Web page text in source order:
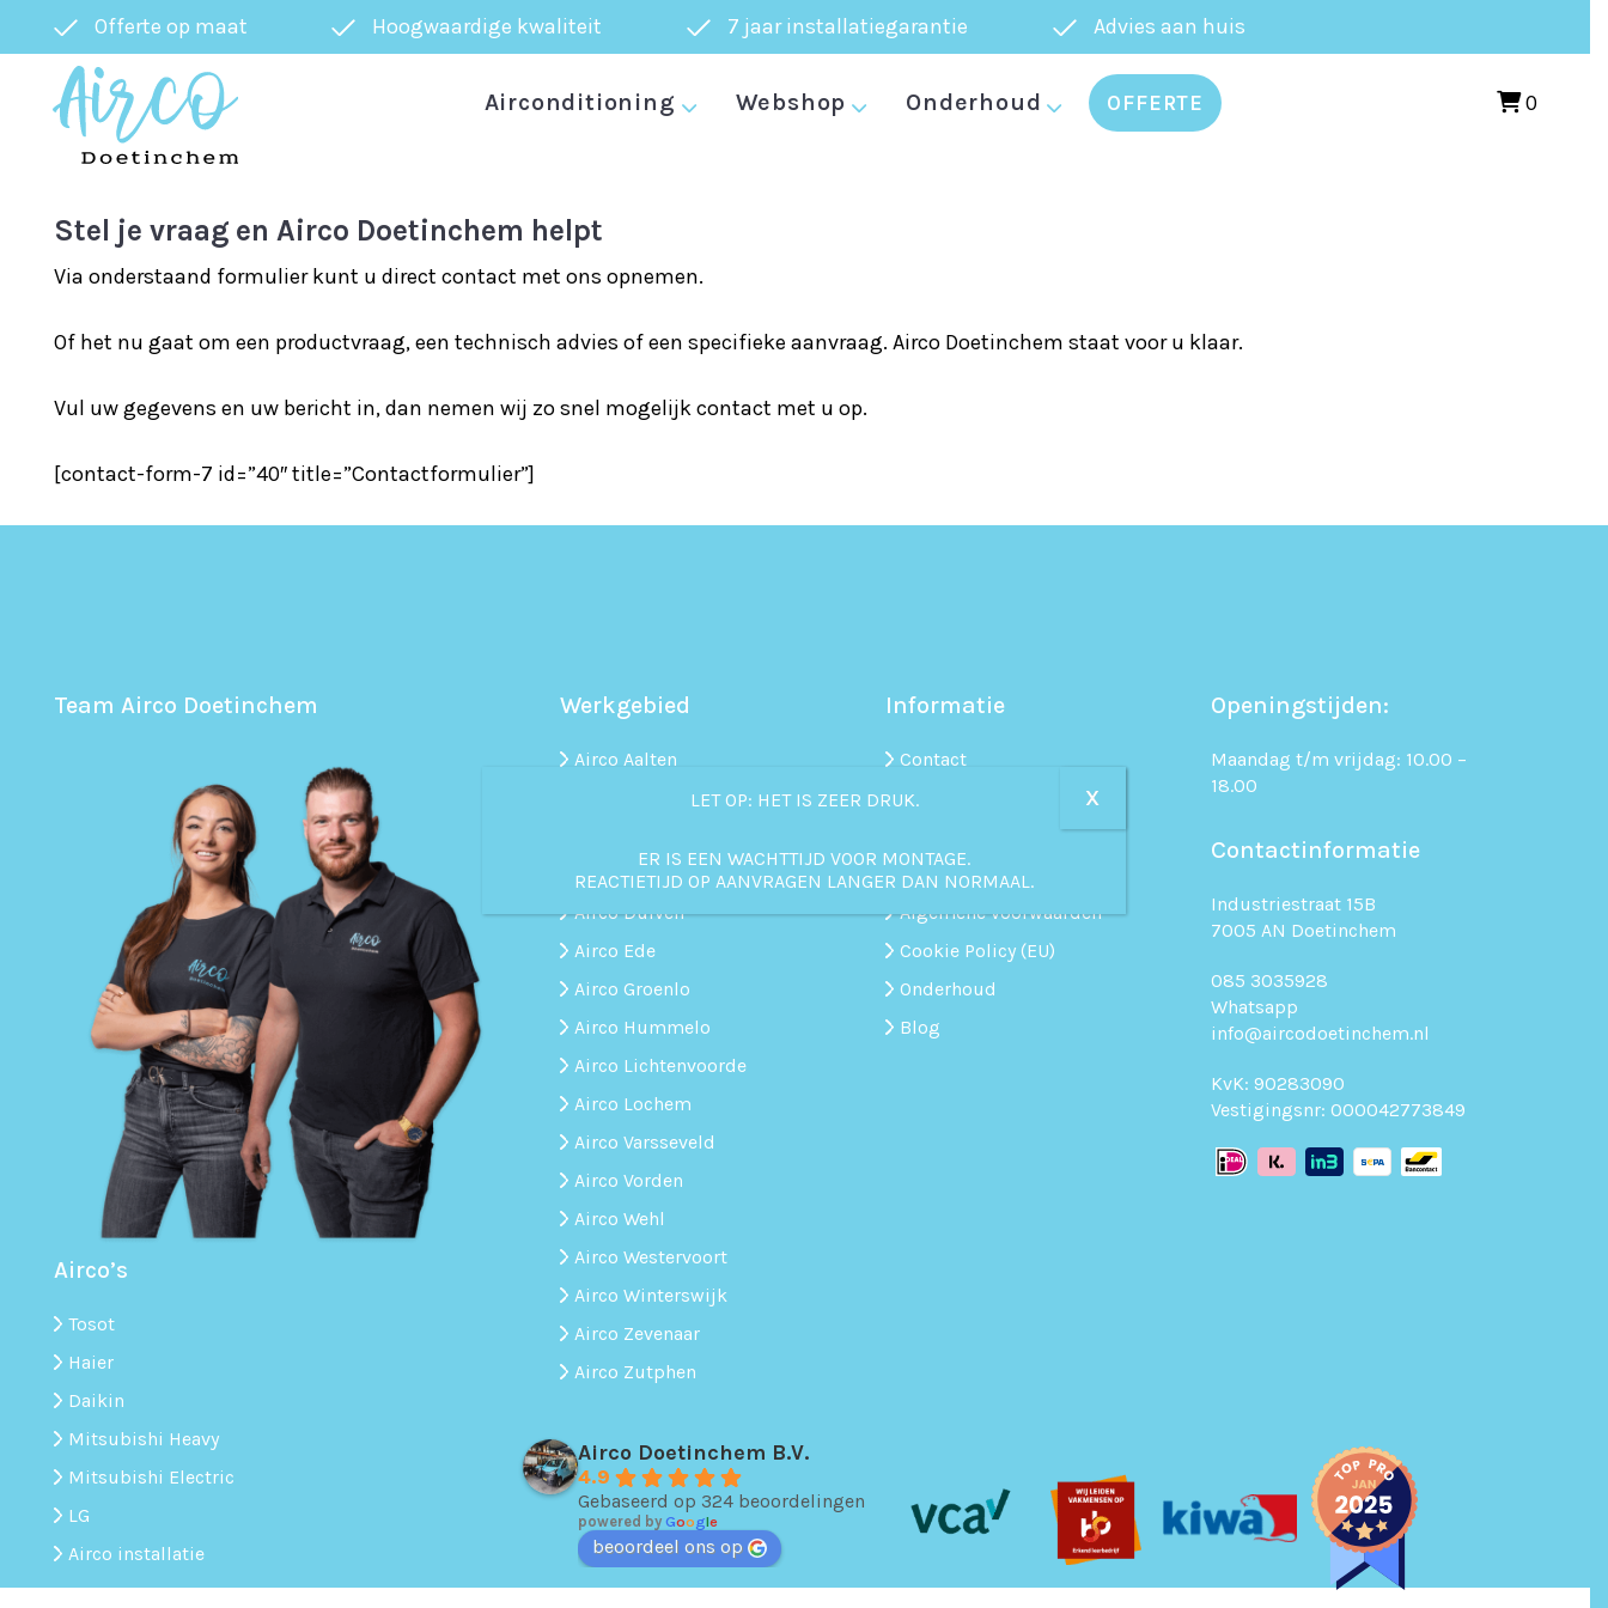
Offerte op maat Hoogwaardige kwaliteit 7 jaar installatiegarantie Advies aan huis
Airconditioning Webshop Onderhoud OFFERTE 0
Formulier
Stel je vraag en Airco Doetinchem helpt
Via onderstaand formulier kunt u direct contact met ons opnemen.
Of het nu gaat om een productvraag, een technisch advies of een specifieke aanvraag. Airco Doetinchem staat voor u klaar.
Vul uw gegevens en uw bericht in, dan nemen wij zo snel mogelijk contact met u op.
[contact-form-7 id=”40″ title=”Contactformulier”]
Team Airco Doetinchem
Airco’s
Tosot
Haier
Daikin
Mitsubishi Heavy
Mitsubishi Electric
LG
Airco installatie
Werkgebied
Airco Aalten
Airco Apeldoorn
Airco Doesburg
Airco Duiven
Airco Ede
Airco Groenlo
Airco Hummelo
Airco Lichtenvoorde
Airco Lochem
Airco Varsseveld
Airco Vorden
Airco Wehl
Airco Westervoort
Airco Winterswijk
Airco Zevenaar
Airco Zutphen
Informatie
Contact
Storing
Veelgestelde vragen
Retourneren & annuleren
Algemene voorwaarden
Cookie Policy (EU)
Onderhoud
Blog
Openingstijden:
Maandag t/m vrijdag: 10.00 –
18.00
Contactinformatie
Industriestraat 15B
7005 AN Doetinchem
085 3035928
Whatsapp
info@aircodoetinchem.nl
KvK: 90283090
Vestigingsnr: 000042773849
Airco Doetinchem B.V.
4.9
Gebaseerd op 324 beoordelingen
powered by Google
beoordeel ons op
LET OP: HET IS ZEER DRUK.
ER IS EEN WACHTTIJD VOOR MONTAGE.
REACTIETIJD OP AANVRAGEN LANGER DAN NORMAAL.
X